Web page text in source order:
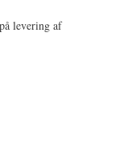
levering af